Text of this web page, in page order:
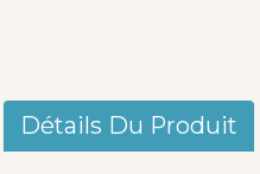
Détails Du Produit